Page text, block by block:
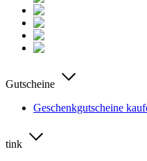
Gutscheine
Geschenkgutscheine
tink